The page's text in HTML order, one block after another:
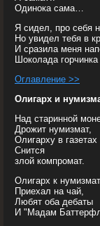
Одинока сама…
Я сидел, про себя
Но увидел тебя в
И сразила меня
Шоколада горчинка
Оглавление >>
Олигарх и
Над старинной
Дрожит нумизмат,
Олигарху в газетах
Снится
злой компромат.
Олигарх к
Приехал на чай,
Любят оба дебаты
И "Мадам